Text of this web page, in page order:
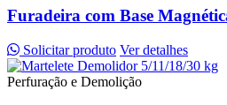
Furadeira com Base
Solicitar produto Ver detalhes
Perfuração e Demolição